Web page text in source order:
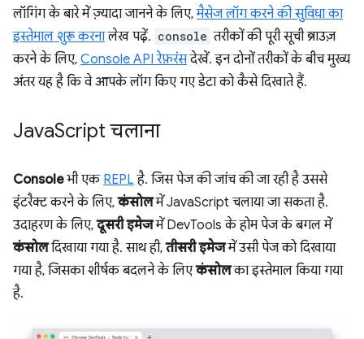
लॉगिंग के बारे में ज़्यादा जानने के लिए,मैसेज लॉग करने की सुविधा का
इस्तेमाल शुरू करनालेख पढ़ें. console तरीकों की पूरी सूची ब्राउज़
करने के लिए, Console API रेफ़रंसदेखें. इन दोनों तरीकों के बीच मुख्य
अंतर यह है कि वे आपके लॉग किए गए डेटा को कैसे दिखाते हैं.
JavaScript चलाना
Consoleभी एक REPL है. जिस पेज की जांच की जा रही है उससे
इंटरैक्ट करने के लिए,कंसोलमें JavaScript चलाया जा सकता है.
उदाहरण के लिए,दूसरी इमेजमें DevTools के होम पेज के बगल में
कंसोलदिखाया गया है. साथ ही,तीसरी इमेजमें उसी पेज को दिखाया
गया है, जिसका शीर्षक बदलने के लिएकंसोलका इस्तेमाल किया गया
है.